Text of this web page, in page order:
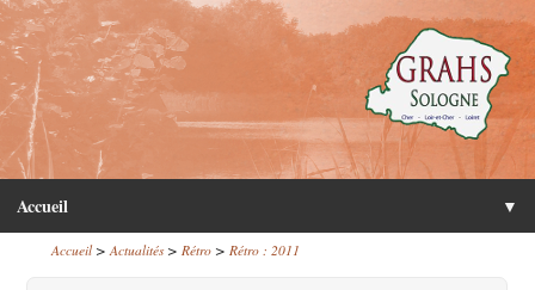
Accueil ▼
Accueil> Actualités> Rétro> Rétro : 2011